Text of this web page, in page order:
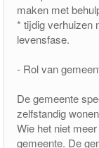
maken met
* tijdig verhuizen
levensfase.
- Rol van
De gemeente
zelfstandig
Wie het niet
gemeente. De